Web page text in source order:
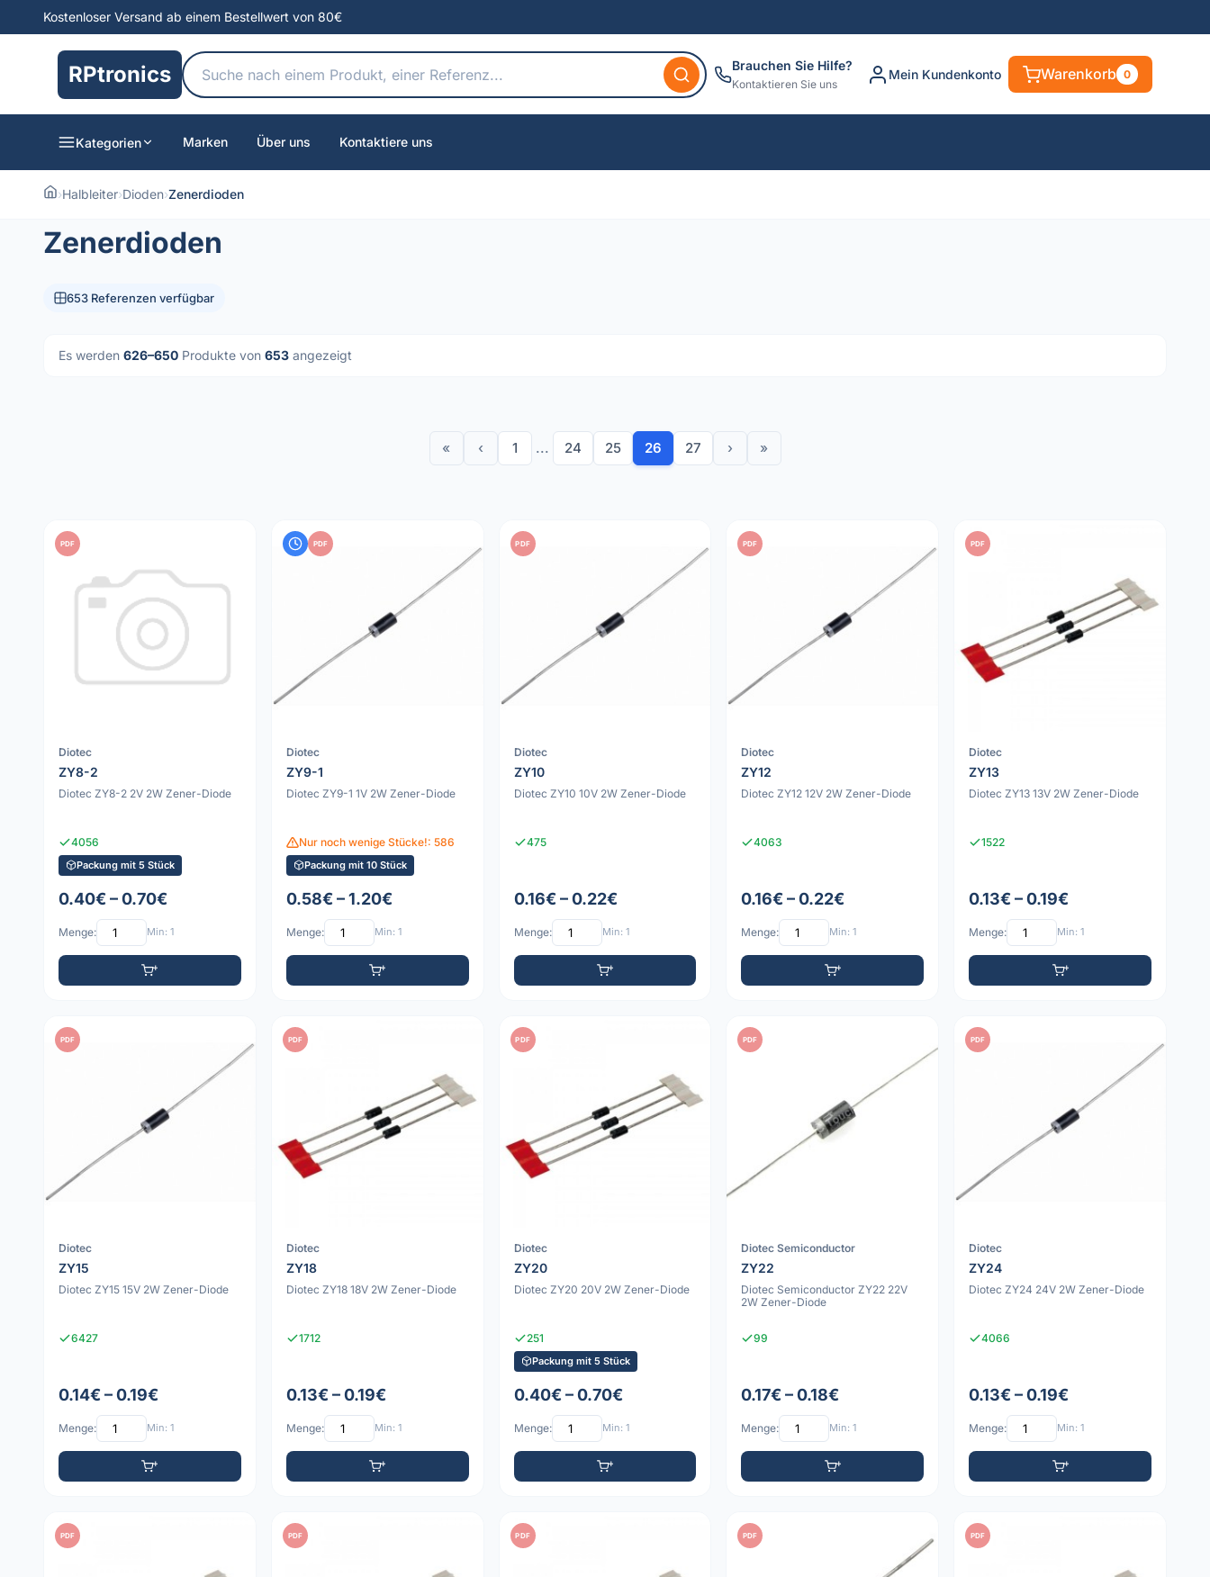
Kostenloser Versand ab einem Bestellwert von 80€
RPtronics Brauchen Sie Hilfe?
Kontaktieren Sie uns
Mein Kundenkonto Warenkorb 0
Kategorien Marken Über uns Kontaktiere uns
›Halbleiter›Dioden›Zenerdioden
Zenerdioden
653 Referenzen verfügbar
Es werden 626–650 Produkte von 653 angezeigt
« ‹ 1 ... 24 25 26 27 › »
PDF
Diotec
ZY8-2
Diotec ZY8-2 2V 2W Zener-Diode
4056
Packung mit 5 Stück
0.40€ – 0.70€
Menge: Min: 1
PDF
Diotec
ZY9-1
Diotec ZY9-1 1V 2W Zener-Diode
Nur noch wenige Stücke!: 586
Packung mit 10 Stück
0.58€ – 1.20€
Menge: Min: 1
PDF
Diotec
ZY10
Diotec ZY10 10V 2W Zener-Diode
475
0.16€ – 0.22€
Menge: Min: 1
PDF
Diotec
ZY12
Diotec ZY12 12V 2W Zener-Diode
4063
0.16€ – 0.22€
Menge: Min: 1
PDF
Diotec
ZY13
Diotec ZY13 13V 2W Zener-Diode
1522
0.13€ – 0.19€
Menge: Min: 1
PDF
Diotec
ZY15
Diotec ZY15 15V 2W Zener-Diode
6427
0.14€ – 0.19€
Menge: Min: 1
PDF
Diotec
ZY18
Diotec ZY18 18V 2W Zener-Diode
1712
0.13€ – 0.19€
Menge: Min: 1
PDF
Diotec
ZY20
Diotec ZY20 20V 2W Zener-Diode
251
Packung mit 5 Stück
0.40€ – 0.70€
Menge: Min: 1
PDF
Diotec Semiconductor
ZY22
Diotec Semiconductor ZY22 22V
2W Zener-Diode
99
0.17€ – 0.18€
Menge: Min: 1
PDF
Diotec
ZY24
Diotec ZY24 24V 2W Zener-Diode
4066
0.13€ – 0.19€
Menge: Min: 1
PDF PDF PDF PDF PDF